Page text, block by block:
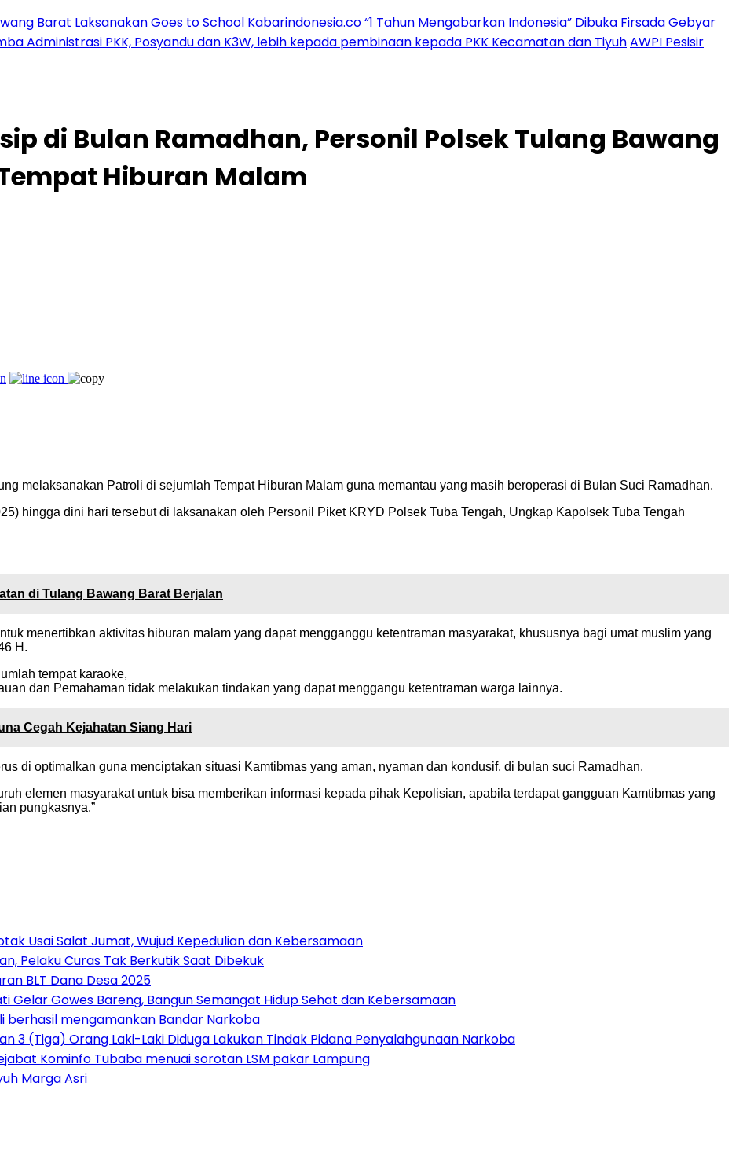
Barat Laksanakan Goes to School Kabarindonesia.co “1 Tahun Mengabarkan Indonesia” Dibuka Firsada Gebyar
Administrasi PKK, Posyandu dan K3W, lebih kepada pembinaan kepada PKK Kecamatan dan TiyuhAWPI Pesisir
di Bulan Ramadhan, Personil Polsek Tulang Bawang
Hiburan Malam
melaksanakan Patroli di sejumlah Tempat Hiburan Malam guna memantau yang masih beroperasi di Bulan Suci Ramadhan.
hingga dini hari tersebut di laksanakan oleh Personil Piket KRYD Polsek Tuba Tengah, Ungkap Kapolsek Tuba Tengah
di Tulang Bawang Barat Berjalan
menertibkan aktivitas hiburan malam yang dapat mengganggu ketentraman masyarakat, khususnya bagi umat muslim yang
H.
tempat karaoke,
dan Pemahaman tidak melakukan tindakan yang dapat menggangu ketentraman warga lainnya.
Cegah Kejahatan Siang Hari
di optimalkan guna menciptakan situasi Kamtibmas yang aman, nyaman dan kondusif, di bulan suci Ramadhan.
elemen masyarakat untuk bisa memberikan informasi kepada pihak Kepolisian, apabila terdapat gangguan Kamtibmas yang
pungkasnya.”
Usai Salat Jumat, Wujud Kepedulian dan Kebersamaan
Pelaku Curas Tak Berkutik Saat Dibekuk
BLT Dana Desa 2025
Gelar Gowes Bareng, Bangun Semangat Hidup Sehat dan Kebersamaan
berhasil mengamankan Bandar Narkoba
3 (Tiga) Orang Laki-Laki Diduga Lakukan Tindak Pidana Penyalahgunaan Narkoba
Kominfo Tubaba menuai sorotan LSM pakar Lampung
Marga Asri